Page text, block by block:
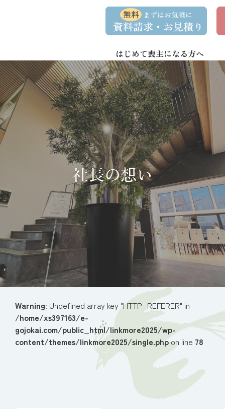
へ
ス
キ
ッ
プ
ョ
ン
に
移
動
資
求
問
い
合
わ
せ
事
談
はじめて喪主になる方へ
社長の想い
Warning: Undefined array key "HTTP_REFERER" in
/home/xs397163/e-
gojokai.com/public_html/linkmore2025/wp-
content/themes/linkmore2025/single.phpon line 78